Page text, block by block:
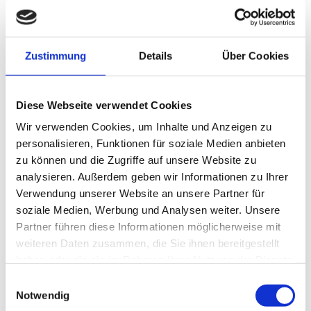
Zustimmung Details Über Cookies
Diese Webseite verwendet Cookies
Wir verwenden Cookies, um Inhalte und Anzeigen zu
personalisieren, Funktionen für soziale Medien anbieten
zu können und die Zugriffe auf unsere Website zu
analysieren. Außerdem geben wir Informationen zu Ihrer
Verwendung unserer Website an unsere Partner für
soziale Medien, Werbung und Analysen weiter. Unsere
Partner führen diese Informationen möglicherweise mit
weiteren Daten zusammen, die Sie ihnen bereitgestellt
Notwendig
Unsere Kooperation mit dem
Fitnessstudio
Reicht der Wassersport nicht aus? Auch
missen. Denn es gibt noch eine Alternative. Die
Mitbenutzung unseres kooperierenden
Fitnessstudios. Die Eintrittskarten sind an der
Rezeption erhältlich. Die Nutzung ist für jeden
Gast natürlich kostenfrei. Und steht zur freien
Verfügung. Individuelles betreutes Training. Oder
ungestört und selbständig. Je nach Geschmack und
Erfahrung. Wieder zurück im Wellness Hotel in
Garmisch dann den Körper vitalisieren. Mit einer
erfrischenden tropischen Regendusche. Das ist